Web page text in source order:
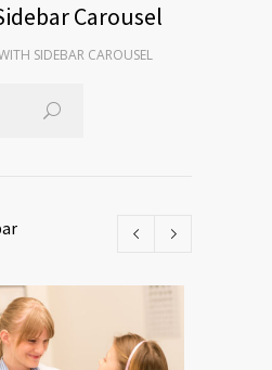
Carousel
SIDEBAR CAROUSEL